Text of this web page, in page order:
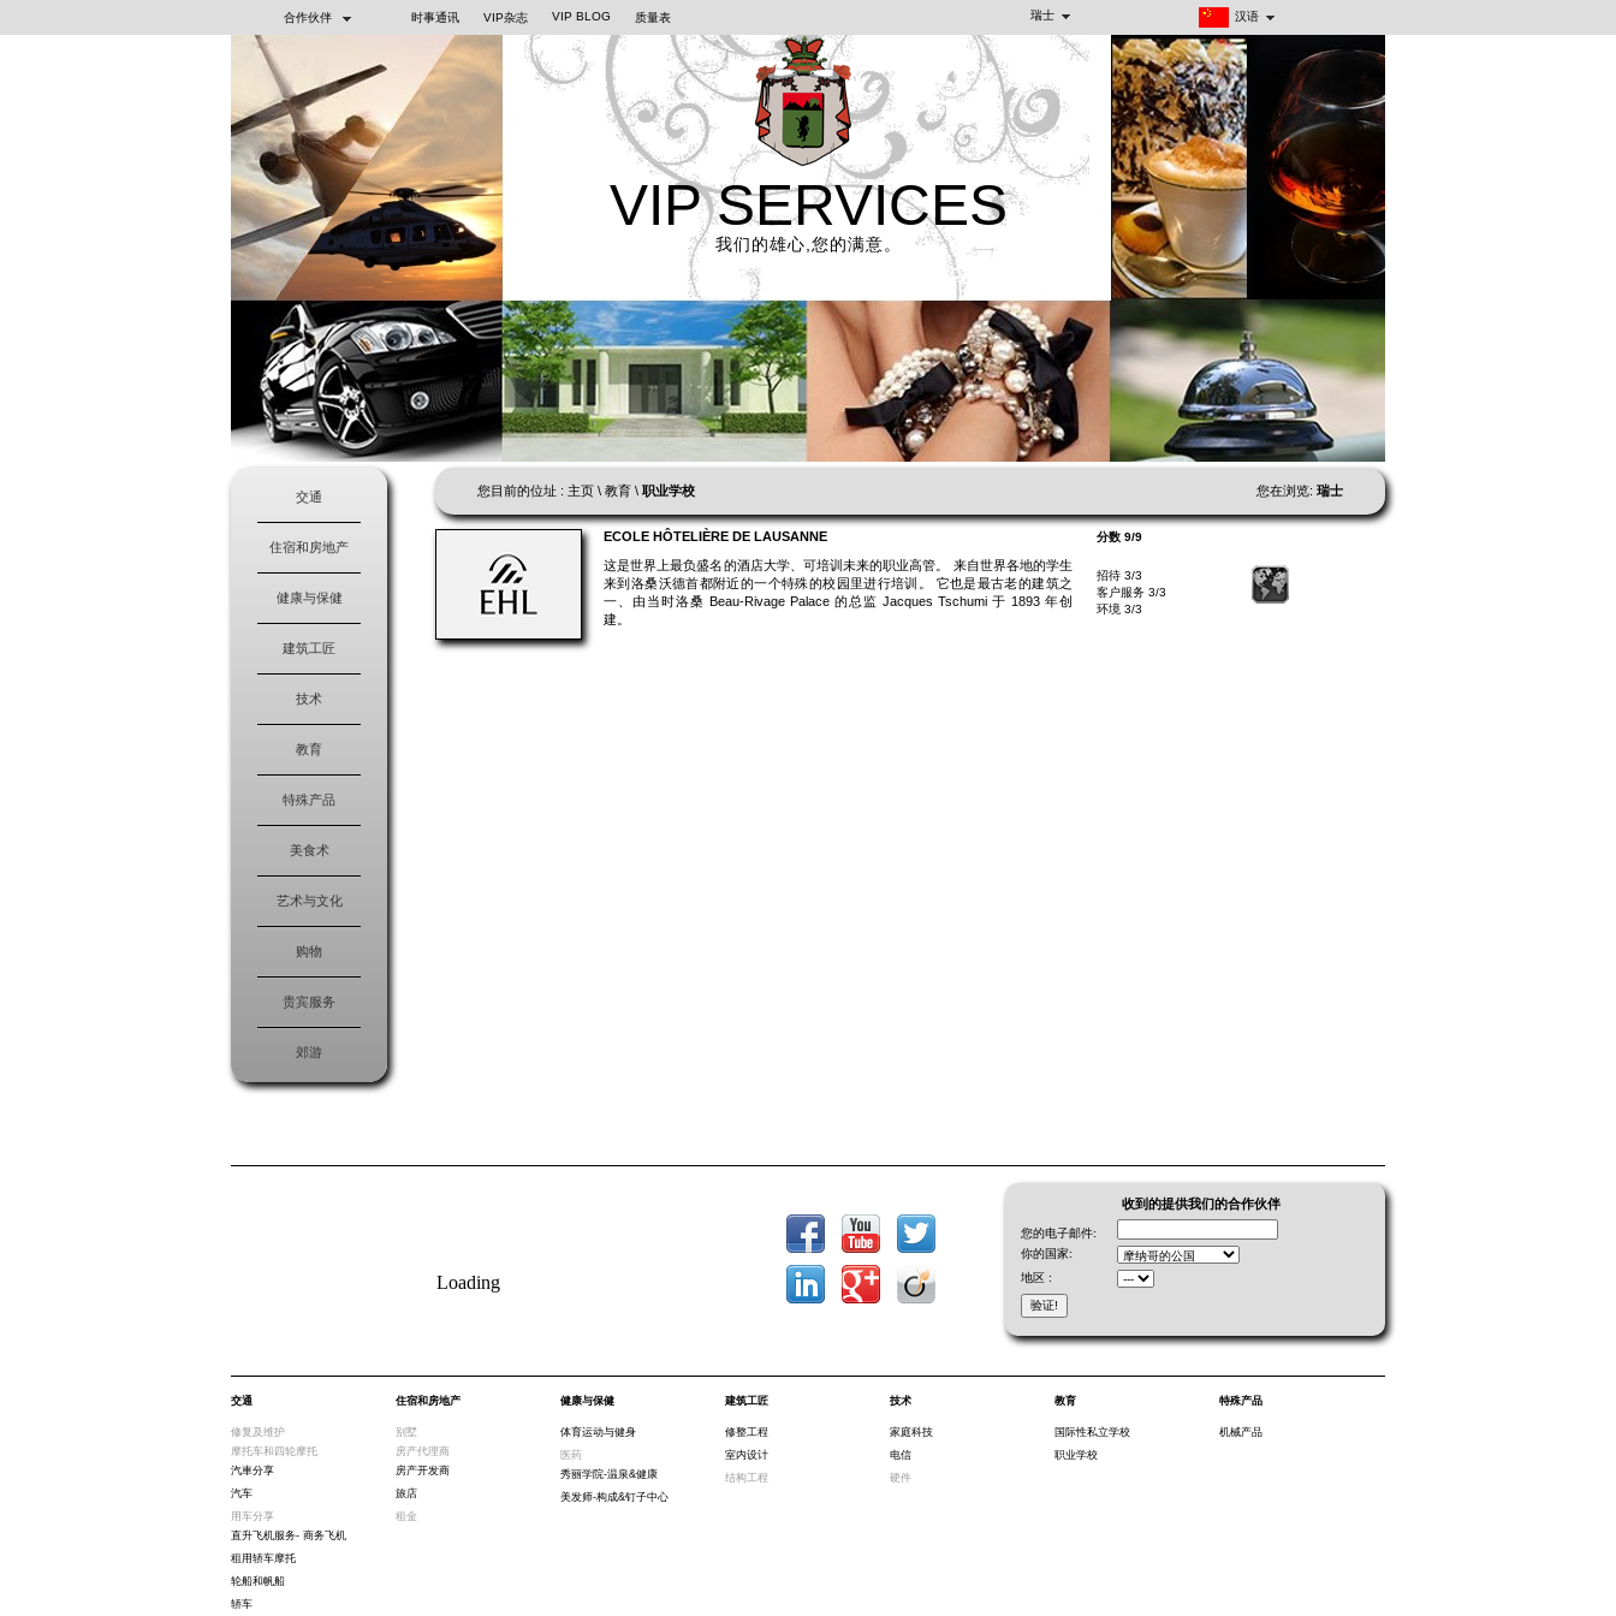
合作伙伴 时事通讯 VIP杂志 VIP BLOG 质量表 汉语
瑞士
VIP SERVICES
我们的雄心,您的满意。
交通
住宿和房地产
健康与保健
建筑工匠
技术
教育
特殊产品
美食术
艺术与文化
购物
贵宾服务
郊游
您在浏览: 瑞士
您目前的位址 : 主页 \ 教育 \ 职业学校
ECOLE HÔTELIÈRE DE LAUSANNE
这是世界上最负盛名的酒店大学、可培训未来的职业高管。 来自世界各地的学生
来到洛桑沃德首都附近的一个特殊的校园里进行培训。 它也是最古老的建筑之
一、由当时洛桑 Beau-Rivage Palace 的总监 Jacques Tschumi 于 1893 年创
建。
分数 9/9
招待 3/3
客户服务 3/3
环境 3/3
Loading
收到的提供我们的合作伙伴
您的电子邮件:
你的国家:
地区 :
交通
修复及维护
摩托车和四轮摩托
汽車分享
汽车
用车分享
直升飞机服务- 商务飞机
租用轿车摩托
轮船和帆船
轿车
住宿和房地产
别墅
房产代理商
房产开发商
旅店
租金
健康与保健
体育运动与健身
医药
秀丽学院-温泉&健康
美发师-构成&钉子中心
建筑工匠
修整工程
室内设计
结构工程
技术
家庭科技
电信
硬件
教育
国际性私立学校
职业学校
特殊产品
机械产品